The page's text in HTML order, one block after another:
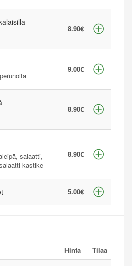
8.90€
9.00€
8.90€
salaatti,
kastike
8.90€
5.00€
Hinta Tilaa